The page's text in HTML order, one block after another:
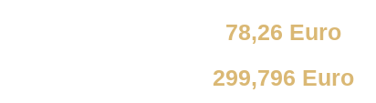
78,26 Euro
299,796 Euro